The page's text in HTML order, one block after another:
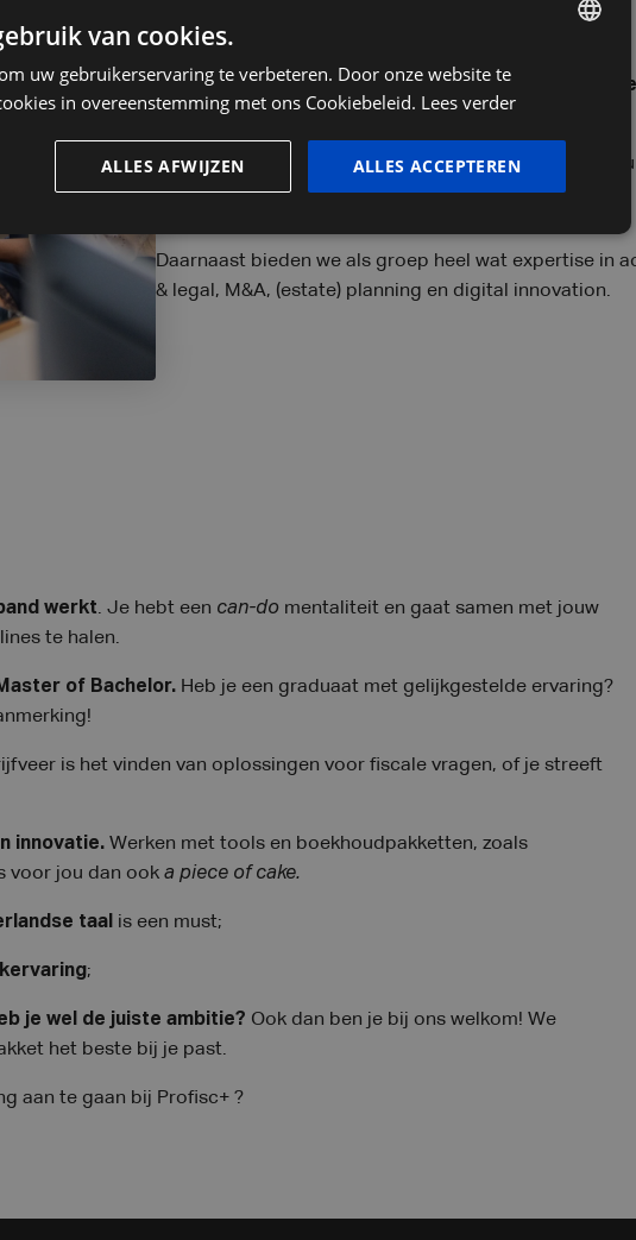
Mogelijkheid tot
Maaltijdchequesen een forfaitaire
maandelijks nettobedrag);
Een collegiaal team dat staat te popelen om jou
Daarnaast bieden we als groep heel wat expertise in
& legal, M&A, (estate) planning en digital innovation.
werkt. Je hebt een can-do mentaliteit en gaat samen met jouw
te halen.
of Bachelor. Heb je een graduaat met gelijkgestelde ervaring?
is het vinden van oplossingen voor fiscale vragen, of je streeft
innovatie. Werken met tools en boekhoudpakketten, zoals
voor jou dan ook a piece of cake.
taal is een must;
;
je wel de juiste ambitie? Ook dan ben je bij ons welkom! We
het beste bij je past.
aan te gaan bij Profisc+ ?
van cookies.
uw gebruikerservaring te verbeteren. Door onze website te
in overeenstemming met ons Cookiebeleid. Lees verder
ALLES ACCEPTEREN
ALLES AFWIJZEN